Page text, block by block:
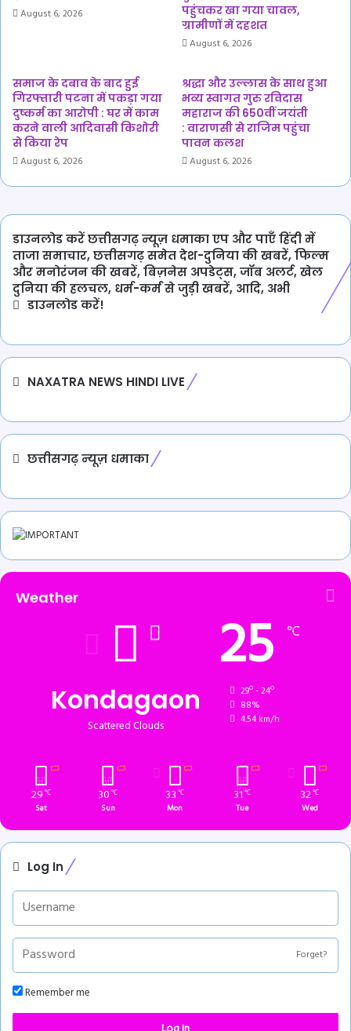
कुछAugust 6, 2026
पहुंचकर खा गया चावल,
ग्रामीणों में दहशत
August 6, 2026
समाज के दबाव के बाद हुई
गिरफ्तारी पटना में पकड़ा गया
दुष्कर्म का आरोपी : घर में काम
करने वाली आदिवासी किशोरी
से किया रेप
August 6, 2026
श्रद्धा और उल्लास के साथ हुआ
भव्य स्वागत गुरु रविदास
महाराज की 650वीं जयंती
: वाराणसी से राजिम पहुंचा
पावन कलश
August 6, 2026
डाउनलोड करें छत्तीसगढ़ न्यूज़ धमाका एप और पाएँ हिंदी में
ताजा समाचार, छत्तीसगढ़ समेत देश-दुनिया की खबरें, फिल्म
और मनोरंजन की खबरें, बिज़नेस अपडेट्स, जॉब अलर्ट, खेल
दुनिया की हलचल, धर्म-कर्म से जुड़ी खबरें, आदि, अभी
डाउनलोड करें!
NAXATRA NEWS HINDI LIVE
छत्तीसगढ़ न्यूज़ धमाका
Weather
Kondagaon
Scattered Clouds
25 ℃
29º - 24º
88%
4.54 km/h
29 ℃
Sat
30 ℃
Sun
33 ℃
Mon
31 ℃
Tue
32℃
Wed
Log In
Forget?
Remember me